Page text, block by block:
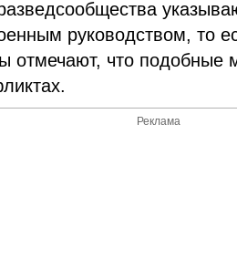
руководством, то
отмечают, что
Реклама